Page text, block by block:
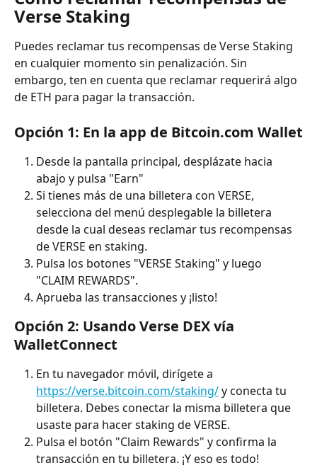
Verse Staking
Puedes reclamar tus recompensas de Verse Staking
en cualquier momento sin penalización. Sin
embargo, ten en cuenta que reclamar requerirá algo
de ETH para pagar la transacción.
Opción 1: En la app de Bitcoin.com Wallet
Desde la pantalla principal, desplázate hacia
abajo y pulsa "Earn"
Si tienes más de una billetera con VERSE,
selecciona del menú desplegable la billetera
desde la cual deseas reclamar tus recompensas
de VERSE en staking.
Pulsa los botones "VERSE Staking" y luego
"CLAIM REWARDS".
Aprueba las transacciones y ¡listo!
Opción 2: Usando Verse DEX vía
WalletConnect
En tu navegador móvil, dirígete a
https://verse.bitcoin.com/staking/ y conecta tu
billetera. Debes conectar la misma billetera que
usaste para hacer staking de VERSE.
Pulsa el botón "Claim Rewards" y confirma la
transacción en tu billetera. ¡Y eso es todo!